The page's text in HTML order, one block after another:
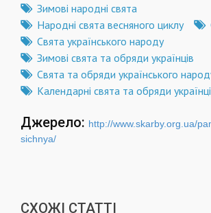
Зимові народні свята
Народні свята весняного циклу
Свята українського народу
Зимові свята та обряди українців
Свята та обряди українського
Календарні свята та обряди
Джерело: http://www.skarby.org.ua/
sichnya/
СХОЖІ СТАТТІ